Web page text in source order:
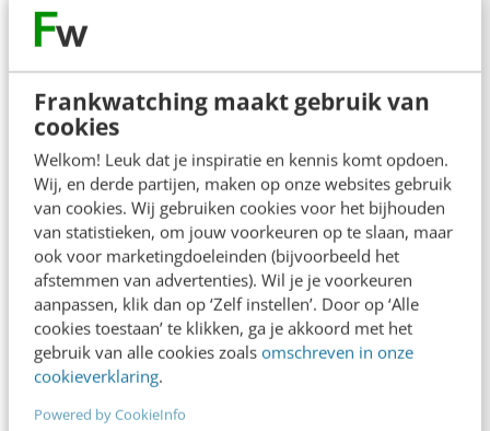
Frankwatching maakt gebruik van
cookies
Welkom! Leuk dat je inspiratie en kennis komt opdoen.
Wij, en derde partijen, maken op onze websites gebruik
van cookies. Wij gebruiken cookies voor het bijhouden
van statistieken, om jouw voorkeuren op te slaan, maar
ook voor marketingdoeleinden (bijvoorbeeld het
afstemmen van advertenties). Wil je je voorkeuren
aanpassen, klik dan op ‘Zelf instellen’. Door op ‘Alle
cookies toestaan’ te klikken, ga je akkoord met het
gebruik van alle cookies zoals omschreven in onze
cookieverklaring.
Powered by CookieInfo
Niet omdat je claimt de beste te zijn, maar
omdat jouw content het probleem van de
gebruiker het best raakt.
Oppervlakkige stukjes proza op je website die
nergens echt over gaan en daarmee niet
aansluiten bij de vraag van de gebruiker, hebben
geentoegevoegde waarde.Ze zorgen er niet
voor dat jij het antwoord wordt.
3. Publiceer buiten je eigen kanaal.